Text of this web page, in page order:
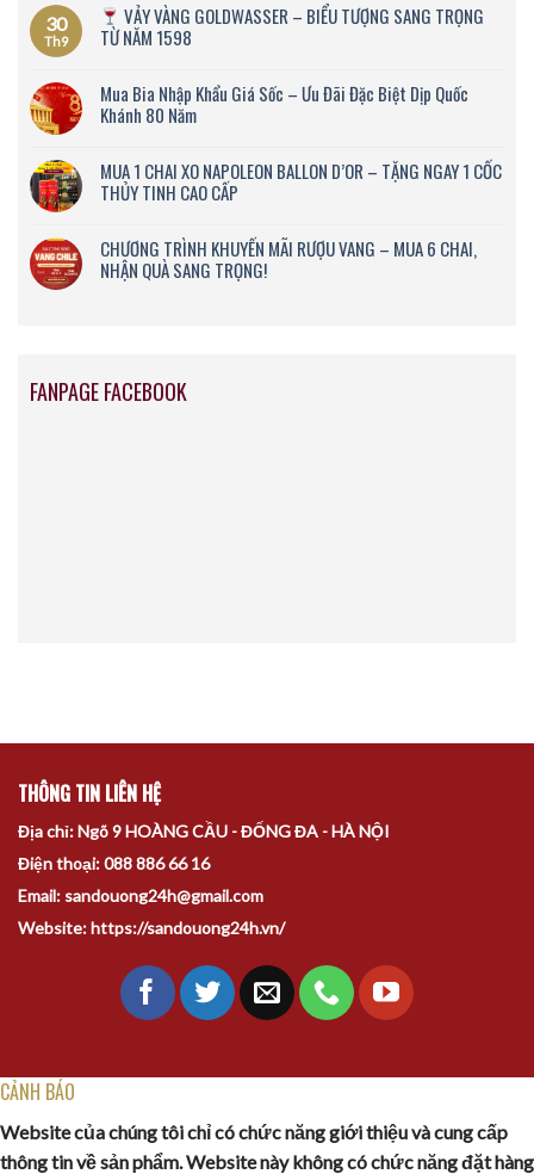
30
Th9
VẢY VÀNG GOLDWASSER – BIỂU TƯỢNG SANG TRỌNG
TỪ NĂM 1598
Mua Bia Nhập Khẩu Giá Sốc – Ưu Đãi Đặc Biệt Dịp Quốc
Khánh 80 Năm
MUA 1 CHAI XO NAPOLEON BALLON D’OR – TẶNG NGAY 1 CỐC
THỦY TINH CAO CẤP
CHƯƠNG TRÌNH KHUYẾN MÃI RƯỢU VANG – MUA 6 CHAI,
NHẬN QUÀ SANG TRỌNG!
FANPAGE FACEBOOK
THÔNG TIN LIÊN HỆ
Địa chỉ: Ngõ 9 HOÀNG CẦU - ĐỐNG ĐA - HÀ NỘI
Điện thoại: 088 886 66 16
Email: sandouong24h@gmail.com
Website: https://sandouong24h.vn/
CẢNH BÁO
Website của chúng tôi chỉ có chức năng giới thiệu và cung cấp
thông tin về sản phẩm. Website này không có chức năng đặt hàng